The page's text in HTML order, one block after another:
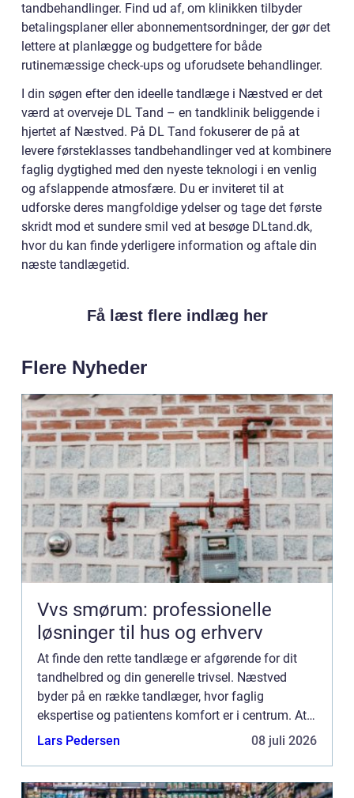
tandbehandlinger. Find ud af, om klinikken tilbyder
betalingsplaner eller abonnementsordninger, der gør det
lettere at planlægge og budgettere for både
rutinemæssige check-ups og uforudsete behandlinger.
I din søgen efter den ideelle tandlæge i Næstved er det
værd at overveje DL Tand – en tandklinik beliggende i
hjertet af Næstved. På DL Tand fokuserer de på at
levere førsteklasses tandbehandlinger ved at kombinere
faglig dygtighed med den nyeste teknologi i en venlig
og afslappende atmosfære. Du er inviteret til at
udforske deres mangfoldige ydelser og tage det første
skridt mod et sundere smil ved at besøge DLtand.dk,
hvor du kan finde yderligere information og aftale din
næste tandlægetid.
Få læst flere indlæg her
Flere Nyheder
Vvs smørum: professionelle
løsninger til hus og erhverv
At finde den rette tandlæge er afgørende for dit
tandhelbred og din generelle trivsel. Næstved
byder på en række tandlæger, hvor faglig
ekspertise og patientens komfort er i centrum. At
vælge en tandlæ...
Lars Pedersen 08 juli 2026